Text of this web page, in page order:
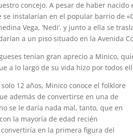
concejo. A pesar de haber
se instalarían en el popular barrio de
Vega, ‘Nedi’. y junto a ella se
a un piso situado en la Avenida
tenían gran aprecio a Minico,
a lo largo de su vida hizo por todos
solo 12 años, Minico conoce el folklore
además de convertirse en una de
se le daría nada mal, tanto, que en
la mayoría de edad recién
convertiría en la primera figura del